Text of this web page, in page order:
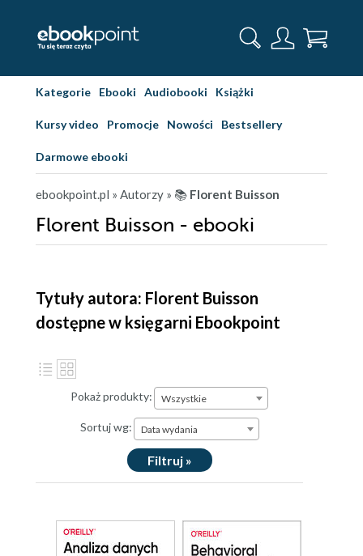
Kategorie Ebooki Audiobooki Książki
Kursy video Promocje Nowości Bestsellery
Darmowe ebooki
ebookpoint.pl » Autorzy » 📚 Florent Buisson
Florent Buisson - ebooki
Tytuły autora: Florent Buisson
dostępne w księgarni Ebookpoint
Pokaż produkty: Wszystkie
Sortuj wg: Data wydania
Filtruj »